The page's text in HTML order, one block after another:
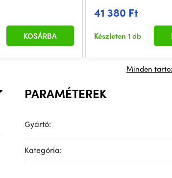
KOSÁRBA
41 380 Ft
Készleten 1 db
Minden
PARAMÉTEREK
Gyártó:
Kategória: